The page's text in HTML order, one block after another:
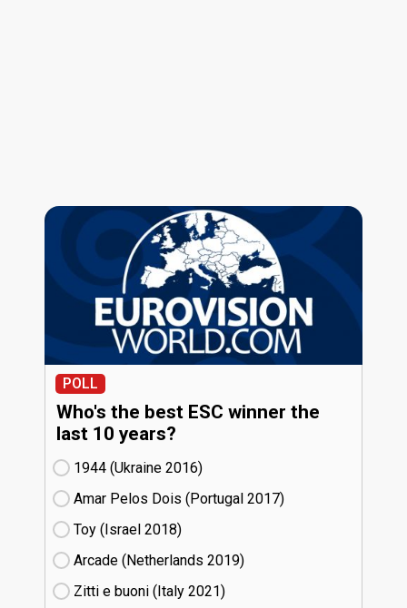
POLL
Who's the best ESC winner the
last 10 years?
1944 (Ukraine
16)
Amar Pelos Dois (Portugal
17)
Toy (Israel
18)
Arcade (Netherlands
19)
Zitti e buoni​ (Italy
21)